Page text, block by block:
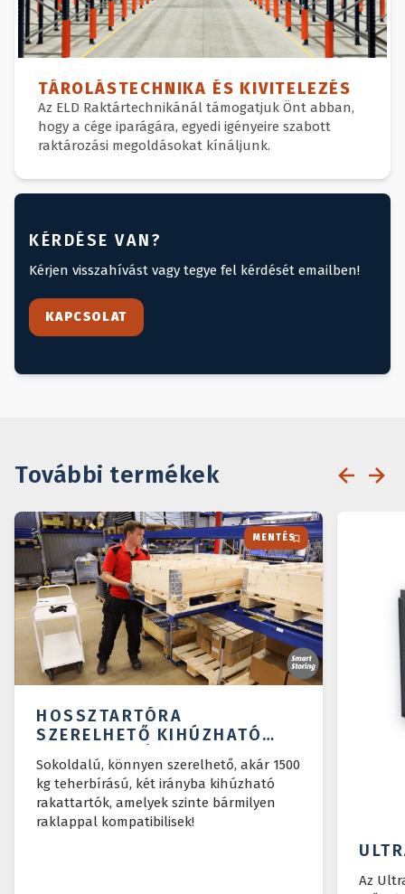
TÁROLÁSTECHNIKA ÉS KIVITELEZÉS
Az ELD Raktártechnikánál támogatjuk Önt abban,
hogy a cége iparágára, egyedi igényeire szabott
raktározási megoldásokat kínáljunk.
KÉRDÉSE VAN?
Kérjen visszahívást vagy tegye fel kérdését emailben!
KAPCSOLAT
További termékek
MENTÉS
HOSSZTARTÓRA
SZERELHETŐ KIHÚZHATÓ
RAKATTARTÓ
Sokoldalú, könnyen szerelhető, akár 1500
kg teherbírású, két irányba kihúzható
rakattartók, amelyek szinte bármilyen
raklappal kompatibilisek!
Az